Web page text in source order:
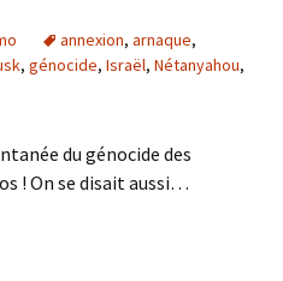
annexion, arnaque,
, génocide, Israël, Nétanyahou,
du génocide des
! On se disait aussi…